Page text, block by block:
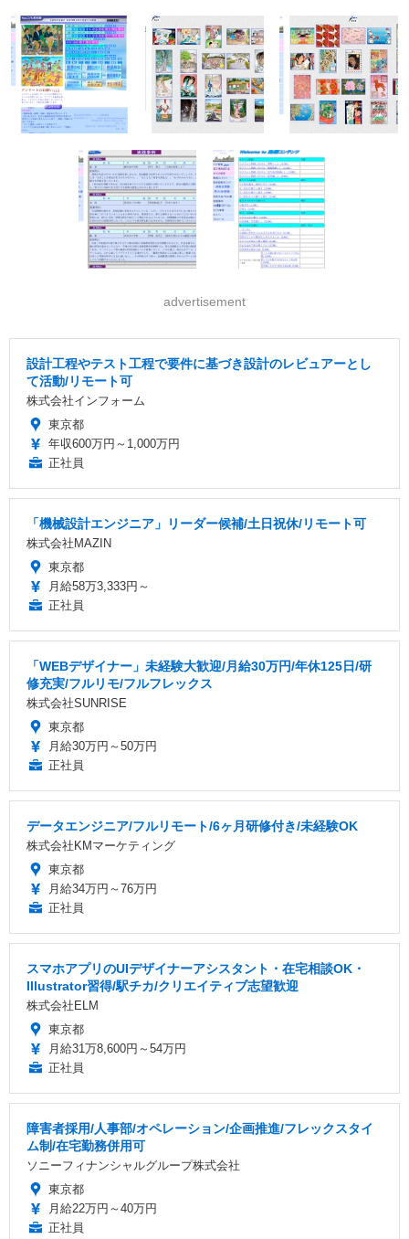
advertisement
設計工程やテスト工程で要件に基づき設計のレビュアーとし
て活動/リモート可
株式会社インフォーム
東京都
年収600万円～1,000万円
正社員
「機械設計エンジニア」リーダー候補/土日祝休/リモート可
株式会社MAZIN
東京都
月給58万3,333円～
正社員
「WEBデザイナー」未経験大歓迎/月給30万円/年休125日/研
修充実/フルリモ/フルフレックス
株式会社SUNRISE
東京都
月給30万円～50万円
正社員
データエンジニア/フルリモート/6ヶ月研修付き/未経験OK
株式会社KMマーケティング
東京都
月給34万円～76万円
正社員
スマホアプリのUIデザイナーアシスタント・在宅相談OK・
Illustrator習得/駅チカ/クリエイティブ志望歓迎
株式会社ELM
東京都
月給31万8,600円～54万円
正社員
障害者採用/人事部/オペレーション/企画推進/フレックスタイ
ム制/在宅勤務併用可
ソニーフィナンシャルグループ株式会社
東京都
月給22万円～40万円
正社員